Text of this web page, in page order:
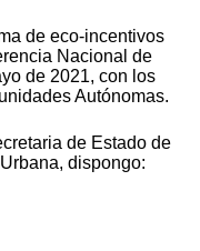
de eco-incentivos
Nacional de
de 2021, con los
Autónomas.
de Estado de
dispongo: